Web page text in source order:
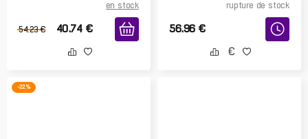
en stock
54.23 € 40.74 €
rupture de stock
56.96 €
-22 %